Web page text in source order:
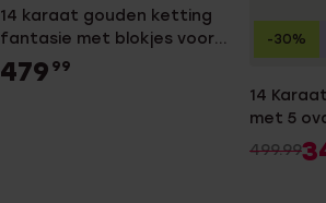
14 karaat gouden ketting
fantasie met blokjes voor
dames
479 99
14
met 5
499.99
-30%